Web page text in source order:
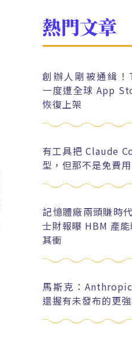
熱門文章
創辦人剛被通緝
一度遭全球 App
恢復上架
有工具把 Claude
型，但那不是免費
記憶體廠兩頭賺時
士財報曝 HBM 產
其衝
馬斯克：
還握有未發布的更